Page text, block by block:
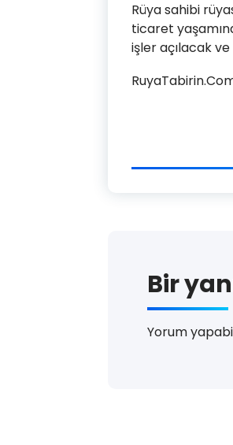
Rüya sahibi
ticaret
işler açılacak
Bir
Yorum